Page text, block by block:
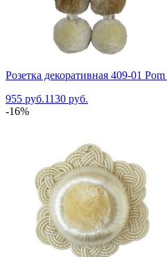
Розетка декоративная 409-01
955 руб.1130 руб.
-16%